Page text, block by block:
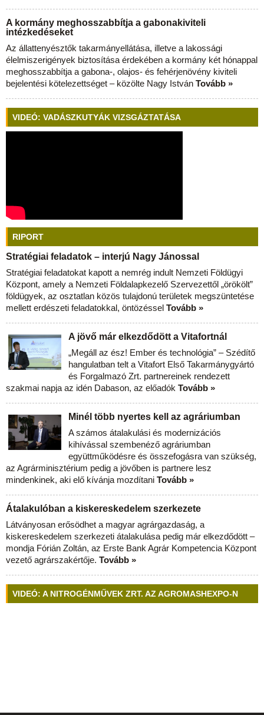
A kormány meghosszabbítja a gabonakiviteli
intézkedéseket
Az állattenyésztők takarmányellátása, illetve a lakossági
élelmiszerigények biztosítása érdekében a kormány két hónappal
meghosszabbítja a gabona-, olajos- és fehérjenövény kiviteli
bejelentési kötelezettséget – közölte Nagy István Tovább »
VIDEÓ: VADÁSZKUTYÁK VIZSGÁZTATÁSA
RIPORT
Stratégiai feladatok – interjú Nagy Jánossal
Stratégiai feladatokat kapott a nemrég indult Nemzeti Földügyi
Központ, amely a Nemzeti Földalapkezelő Szervezettől „örökölt”
földügyek, az osztatlan közös tulajdonú területek megszüntetése
mellett erdészeti feladatokkal, öntözéssel Tovább »
A jövő már elkezdődött a Vitafortnál
„Megáll az ész! Ember és technológia” – Szédítő
hangulatban telt a Vitafort Első Takarmánygyártó
és Forgalmazó Zrt. partnereinek rendezett
szakmai napja az idén Dabason, az előadók Tovább »
Minél több nyertes kell az agráriumban
A számos átalakulási és modernizációs
kihívással szembenéző agráriumban
együttműködésre és összefogásra van szükség,
az Agrárminisztérium pedig a jövőben is partnere lesz
mindenkinek, aki elő kívánja mozdítani Tovább »
Átalakulóban a kiskereskedelem szerkezete
Látványosan erősödhet a magyar agrárgazdaság, a
kiskereskedelem szerkezeti átalakulása pedig már elkezdődött –
mondja Fórián Zoltán, az Erste Bank Agrár Kompetencia Központ
vezető agrárszakértője. Tovább »
VIDEÓ: A NITROGÉNMŰVEK ZRT. AZ AGROMASHEXPO-N